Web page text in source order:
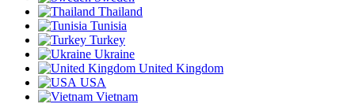
Thailand
Tunisia
Turkey
Ukraine
United Kingdom
USA
Vietnam